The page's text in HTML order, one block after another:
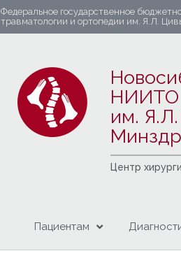
Федеральное государственное
травматологии и ортопедии им. Я.Л.
НИИТО
им.
Центр
Пациентам